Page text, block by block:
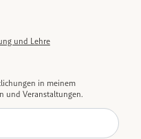
und Lehre
in meinem
und Veranstaltungen.